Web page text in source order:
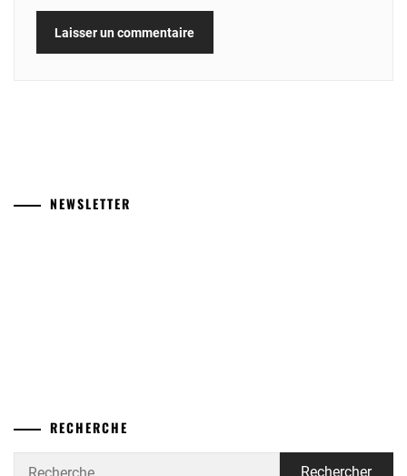
NEWSLETTER
RECHERCHE